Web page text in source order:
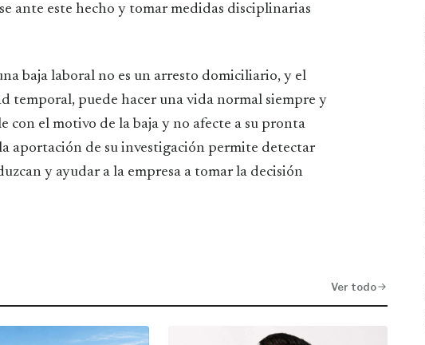
ante este hecho y tomar medidas disciplinarias
baja laboral no es un arresto domiciliario, y el
temporal, puede hacer una vida normal siempre y
con el motivo de la baja y no afecte a su pronta
aportación de su investigación permite detectar
y ayudar a la empresa a tomar la decisión
Ver todo